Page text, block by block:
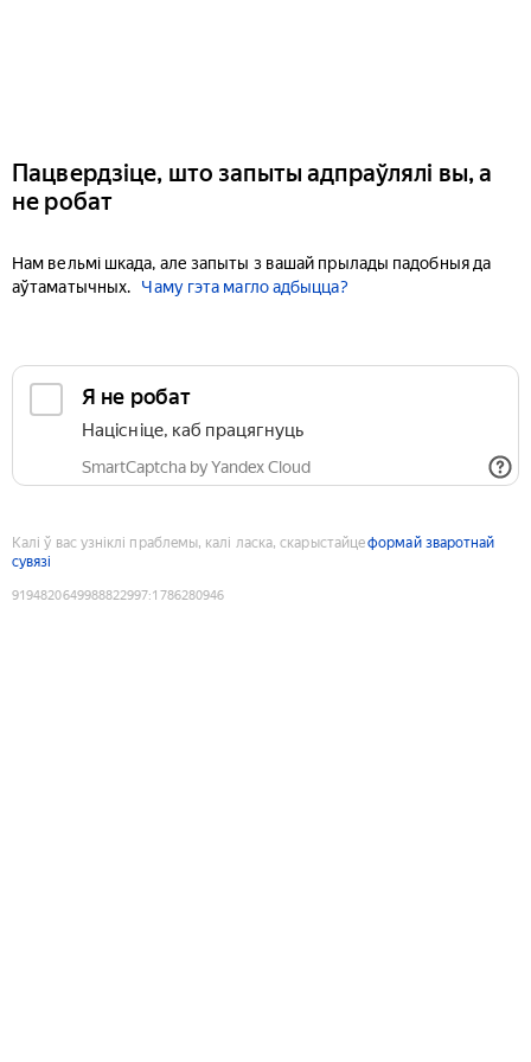
Пацвердзіце, што запыты адпраўлялі вы, а
не робат
Нам вельмі шкада, але запыты з вашай прылады падобныя да
аўтаматычных.
Чаму гэта магло адбыцца?
Я не робат
Націсніце, каб працягнуць
SmartCaptcha by Yandex Cloud
Калі ў вас узніклі праблемы, калі ласка, скарыстайцеформай зваротнай
сувязі
9194820649988822997:1786280946